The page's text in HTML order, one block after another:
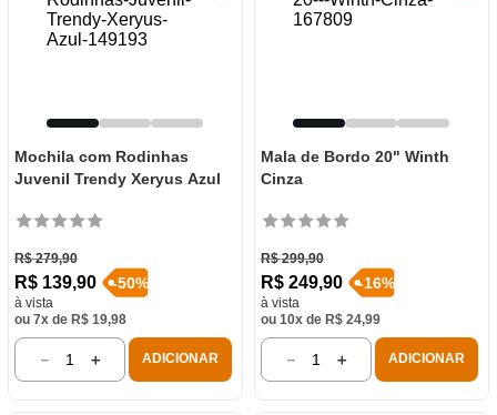
Mochila com Rodinhas
Juvenil Trendy Xeryus Azul
R$ 279,90
R$ 139,90
à vista
-50%
ou 7x de R$ 19,98
＋
－ ADICIONAR
Mala de Bordo 20" Winth
Cinza
R$ 299,90
R$ 249,90
à vista
-16%
ou 10x de R$ 24,99
＋
－ ADICIONAR
9º varal
10º caneca